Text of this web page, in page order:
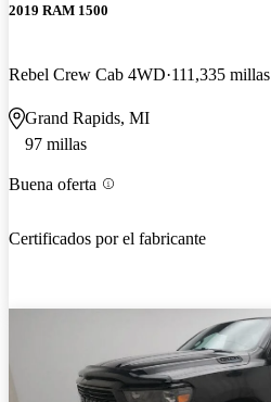
2019 RAM 1500
Rebel Crew Cab 4WD 111,335 millas
Grand Rapids, MI
97 millas
Buena oferta
Certificados por el fabricante